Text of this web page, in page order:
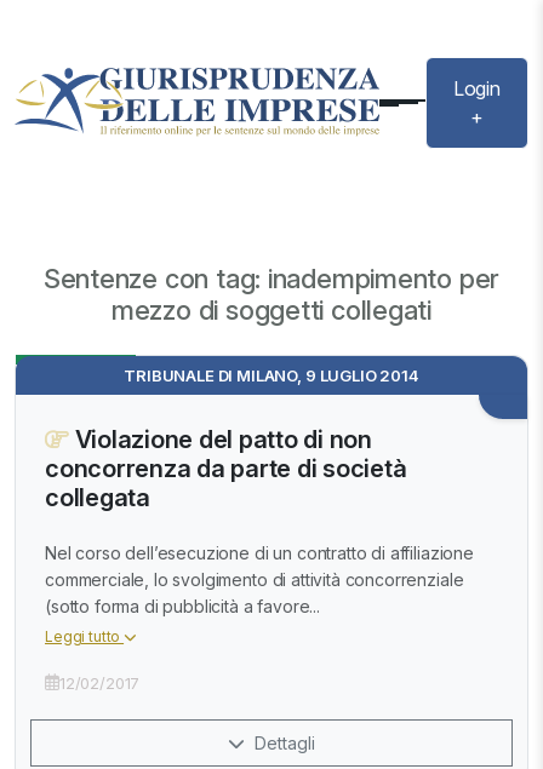
Login
+
Sentenze con tag: inadempimento per
mezzo di soggetti collegati
TRIBUNALE DI MILANO, 9 LUGLIO 2014
Violazione del patto di non
concorrenza da parte di società
collegata
Nel corso dell’esecuzione di un contratto di affiliazione
commerciale, lo svolgimento di attività concorrenziale
(sotto forma di pubblicità a favore...
Leggi tutto
12/02/2017
Dettagli